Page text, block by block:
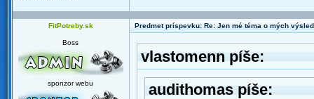
FitPotreby.sk Predmet príspevku: Re: Jen mé téma o mých
Boss
sponzor webu
vlastomenn píše:
audithomas píše: